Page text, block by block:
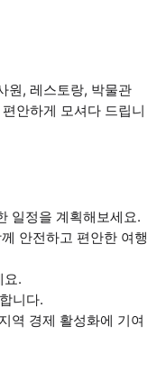
원, 레스토랑, 박물관
안하게 모셔다 드립니
일정을 계획해보세요.
안전하고 편안한 여행
요.
니다.
역 경제 활성화에 기여